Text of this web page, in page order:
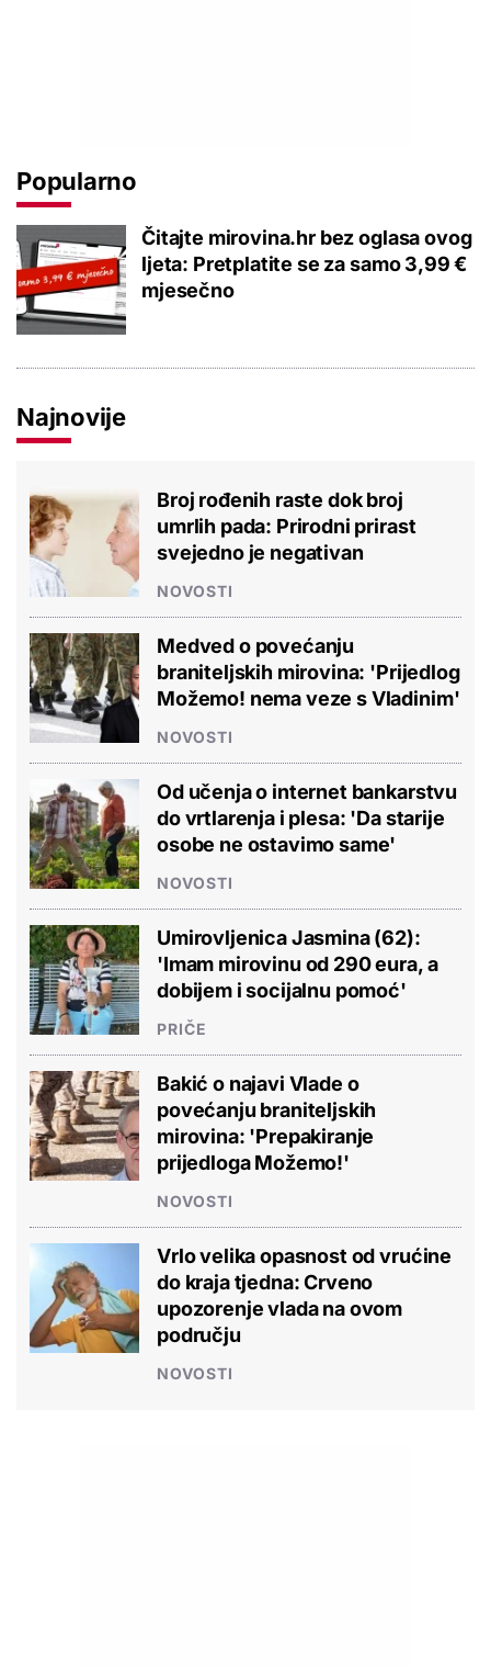
Popularno
Čitajte mirovina.hr bez oglasa ovog
ljeta: Pretplatite se za samo 3,99 €
mjesečno
Najnovije
Broj rođenih raste dok broj
umrlih pada: Prirodni prirast
svejedno je negativan
NOVOSTI
Medved o povećanju
braniteljskih mirovina: 'Prijedlog
Možemo! nema veze s Vladinim'
NOVOSTI
Od učenja o internet bankarstvu
do vrtlarenja i plesa: 'Da starije
osobe ne ostavimo same'
NOVOSTI
Umirovljenica Jasmina (62):
'Imam mirovinu od 290 eura, a
dobijem i socijalnu pomoć'
PRIČE
Bakić o najavi Vlade o
povećanju braniteljskih
mirovina: 'Prepakiranje
prijedloga Možemo!'
NOVOSTI
Vrlo velika opasnost od vrućine
do kraja tjedna: Crveno
upozorenje vlada na ovom
području
NOVOSTI